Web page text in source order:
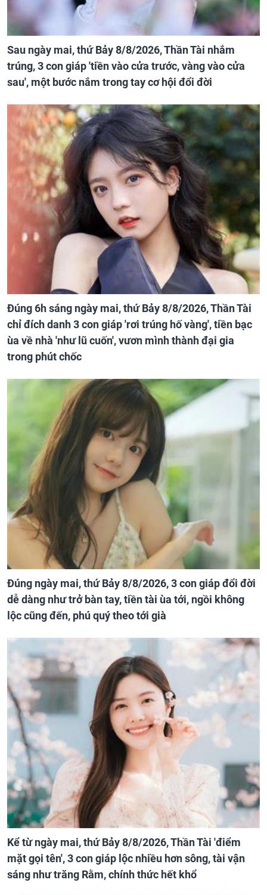
Sau ngày mai, thứ Bảy 8/8/2026, Thần Tài nhắm
trúng, 3 con giáp 'tiền vào cửa trước, vàng vào cửa
sau', một bước nắm trong tay cơ hội đổi đời
Đúng 6h sáng ngày mai, thứ Bảy 8/8/2026, Thần Tài
chỉ đích danh 3 con giáp 'rơi trúng hố vàng', tiền bạc
ùa về nhà 'như lũ cuốn', vươn mình thành đại gia
trong phút chốc
Đúng ngày mai, thứ Bảy 8/8/2026, 3 con giáp đổi đời
dễ dàng như trở bàn tay, tiền tài ùa tới, ngồi không
lộc cũng đến, phú quý theo tới già
Kể từ ngày mai, thứ Bảy 8/8/2026, Thần Tài 'điểm
mặt gọi tên', 3 con giáp lộc nhiều hơn sông, tài vận
sáng như trăng Rằm, chính thức hết khổ